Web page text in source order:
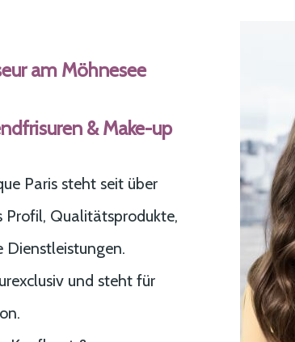
am Möhnesee
& Make-up
Paris steht seit über
Profil, Qualitätsprodukte,
Dienstleistungen.
und steht für